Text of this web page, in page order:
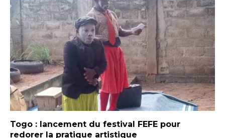
Togo : lancement du festival FEFE pour
redorer la pratique artistique